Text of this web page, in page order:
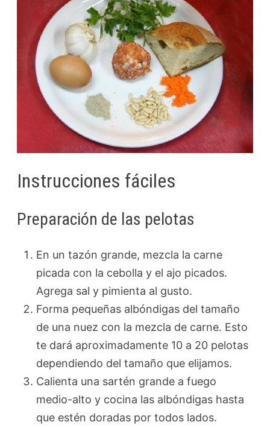
Instrucciones fáciles
Preparación de las pelotas
En un tazón grande, mezcla la carne
picada con la cebolla y el ajo picados.
Agrega sal y pimienta al gusto.
Forma pequeñas albóndigas del tamaño
de una nuez con la mezcla de carne. Esto
te dará aproximadamente 10 a 20 pelotas
dependiendo del tamaño que elijamos.
Calienta una sartén grande a fuego
medio-alto y cocina las albóndigas hasta
que estén doradas por todos lados.